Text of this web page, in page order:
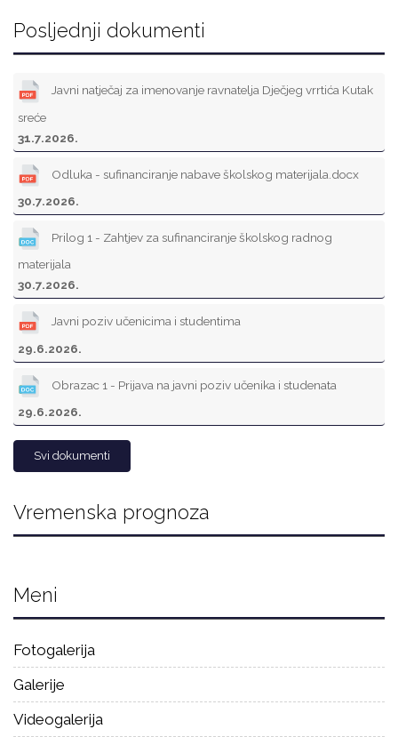
Posljednji dokumenti
Javni natječaj za imenovanje ravnatelja Dječjeg vrrtića Kutak
sreće
31.7.2026.
Odluka - sufinanciranje nabave školskog materijala.docx
30.7.2026.
Prilog 1 - Zahtjev za sufinanciranje školskog radnog
materijala
30.7.2026.
Javni poziv učenicima i studentima
29.6.2026.
Obrazac 1 - Prijava na javni poziv učenika i studenata
29.6.2026.
Svi dokumenti
Vremenska prognoza
Meni
Fotogalerija
Galerije
Videogalerija